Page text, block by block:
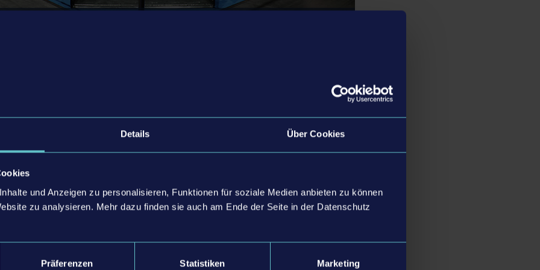
Details Über Cookies
und Anzeigen zu personalisieren, Funktionen für soziale Medien anbieten zu können
zu analysieren. Mehr dazu finden sie auch am Ende der Seite in der Datenschutz
Präferenzen Statistiken Marketing
an welchen ambitionierten
haben und welche
„Wir können es
Leidenschaft für Spiele mit
uns mit den Fans